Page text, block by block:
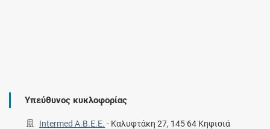
Υπεύθυνος κυκλοφορίας
Intermed Α.Β.Ε.Ε. - Καλυφτάκη 27, 145 64 Κηφισιά